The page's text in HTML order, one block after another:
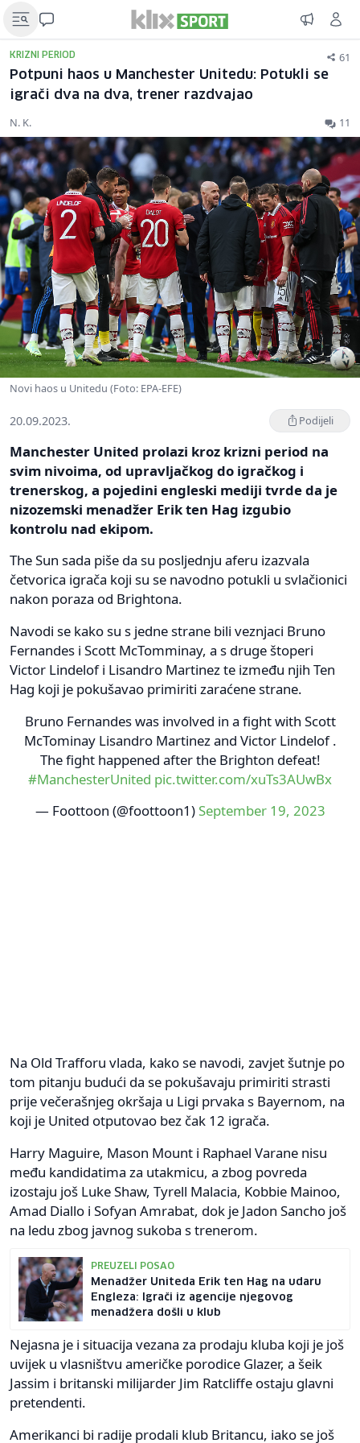
KRIZNI PERIOD 61
Potpuni haos u Manchester Unitedu: Potukli se
igrači dva na dva, trener razdvajao
N. K. 11
Novi haos u Unitedu (Foto: EPA-EFE)
20.09.2023. Podijeli
Manchester United prolazi kroz krizni period na
svim nivoima, od upravljačkog do igračkog i
trenerskog, a pojedini engleski mediji tvrde da je
nizozemski menadžer Erik ten Hag izgubio
kontrolu nad ekipom.
The Sun sada piše da su posljednju aferu izazvala
četvorica igrača koji su se navodno potukli u svlačionici
nakon poraza od Brightona.
Navodi se kako su s jedne strane bili veznjaci Bruno
Fernandes i Scott McTomminay, a s druge štoperi
Victor Lindelof i Lisandro Martinez te između njih Ten
Hag koji je pokušavao primiriti zaraćene strane.
Bruno Fernandes was involved in a fight with Scott
McTominay Lisandro Martinez and Victor Lindelof .
The fight happened after the Brighton defeat!
#ManchesterUnited pic.twitter.com/xuTs3AUwBx
— Foottoon (@foottoon1) September 19, 2023
Na Old Trafforu vlada, kako se navodi, zavjet šutnje po
tom pitanju budući da se pokušavaju primiriti strasti
prije večerašnjeg okršaja u Ligi prvaka s Bayernom, na
koji je United otputovao bez čak 12 igrača.
Harry Maguire, Mason Mount i Raphael Varane nisu
među kandidatima za utakmicu, a zbog povreda
izostaju još Luke Shaw, Tyrell Malacia, Kobbie Mainoo,
Amad Diallo i Sofyan Amrabat, dok je Jadon Sancho još
na ledu zbog javnog sukoba s trenerom.
PREUZELI POSAO
Menadžer Uniteda Erik ten Hag na udaru
Engleza: Igrači iz agencije njegovog
menadžera došli u klub
Nejasna je i situacija vezana za prodaju kluba koji je još
uvijek u vlasništvu američke porodice Glazer, a šeik
Jassim i britanski milijarder Jim Ratcliffe ostaju glavni
pretendenti.
Amerikanci bi radije prodali klub Britancu, iako se još